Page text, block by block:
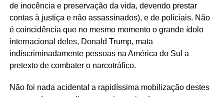
de inocência e preservação da vida, devendo prestar
contas à justiça e não assassinados), e de policiais. Não
é coincidência que no mesmo momento o grande ídolo
internacional deles, Donald Trump, mata
indiscriminadamente pessoas na América do Sul a
pretexto de combater o narcotráfico.
Não foi nada acidental a rapidíssima mobilização destes